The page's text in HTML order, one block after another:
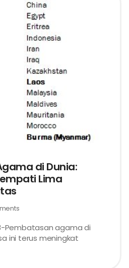
di Dunia:
Lima
Pembatasan agama di
ini terus meningkat